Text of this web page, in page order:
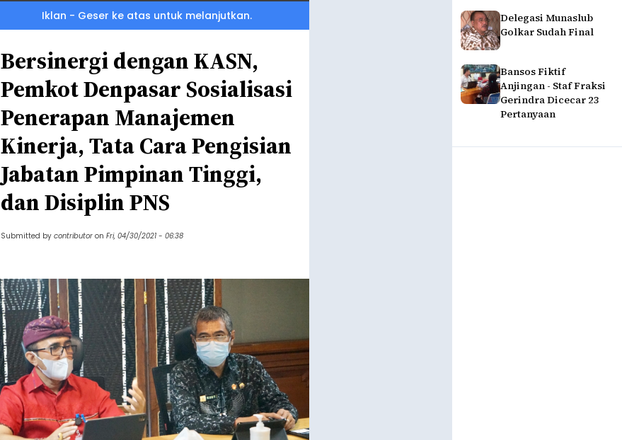
Delegasi Munaslub
Golkar Sudah Final
Bansos Fiktif
Anjingan - Staf Fraksi
Gerindra Dicecar 23
Pertanyaan
Iklan - Geser ke atas untuk melanjutkan.
Bersinergi dengan KASN,
Pemkot Denpasar Sosialisasi
Penerapan Manajemen
Kinerja, Tata Cara Pengisian
Jabatan Pimpinan Tinggi,
dan Disiplin PNS
Submitted by contributor on Fri, 04/30/2021 - 06:38